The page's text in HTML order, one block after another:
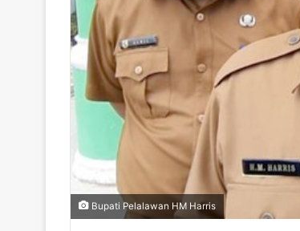
Bupati Pelalawan HM Harris